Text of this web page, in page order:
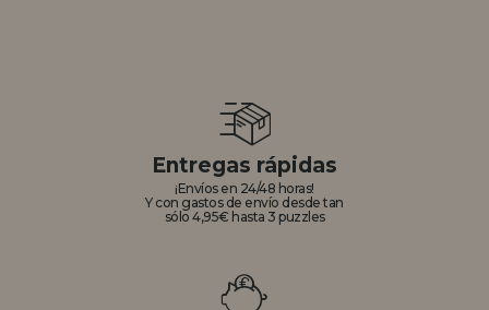
Entregas rápidas
¡Envíos en 24/48 horas!
Y con gastos de envío desde tan
sólo 4,95€ hasta 3 puzzles